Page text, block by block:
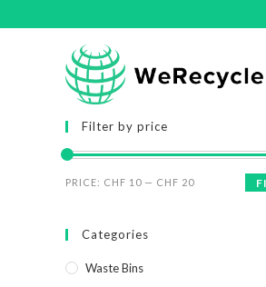
Filter by price
PRICE: CHF 10 — CHF 20
Categories
Waste Bins